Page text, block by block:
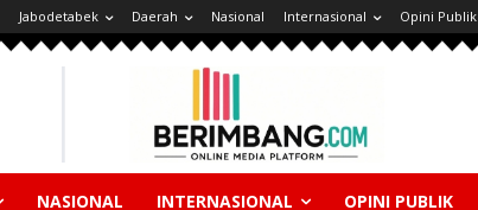
Jabodetabek Daerah Nasional Internasional Opini Publik
NASIONAL INTERNASIONAL OPINI PUBLIK